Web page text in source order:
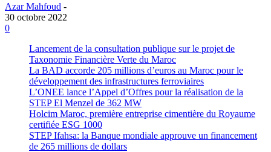
Azar Mahfoud -
30 octobre 2022
0
Lancement de la consultation publique sur le projet de
Taxonomie Financière Verte du Maroc
La BAD accorde 205 millions d’euros au Maroc pour le
développement des infrastructures ferroviaires
L’ONEE lance l’Appel d’Offres pour la réalisation de la
STEP El Menzel de 362 MW
Holcim Maroc, première entreprise cimentière du Royaume
certifiée ESG 1000
STEP Ifahsa: la Banque mondiale approuve un financement
de 265 millions de dollars